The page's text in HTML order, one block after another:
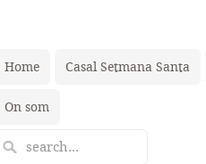
Home Casal Setmana Santa
On som